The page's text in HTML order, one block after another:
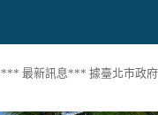
*** 最新訊息*** 據臺北市政府